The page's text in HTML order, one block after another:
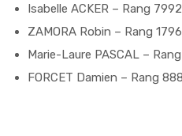
Isabelle ACKER – Rang 7992
ZAMORA Robin – Rang
Marie-Laure PASCAL –
FORCET Damien – Rang